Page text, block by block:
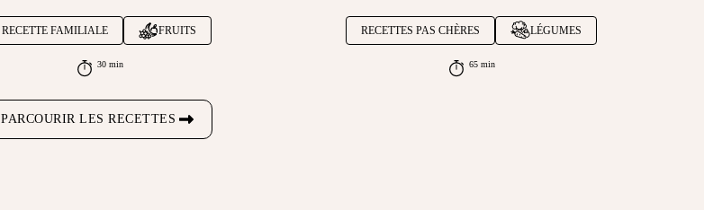
RECETTE FAMILIALE FRUITS
30 min
RECETTES PAS CHÈRES LÉGUMES
65 min
PARCOURIR LES RECETTES